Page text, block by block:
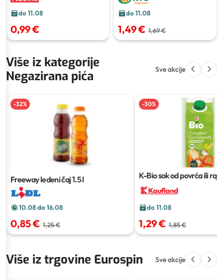
do 11.08
0,99 €
do 11.08
1,49 € 1,69 €
Više iz kategorije
Negazirana pića
Sve akcije
-32%
Freeway ledeni čaj1.5 l
10.08 do 16.08
0,85 € 1,25 €
-30%
K-Bio sok od povrća ili
do 11.08
1,29 € 1,85 €
Više iz trgovine Eurospin Sve akcije